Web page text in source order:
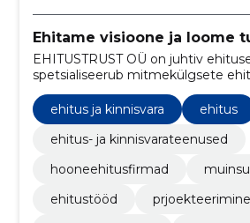
Ehitame visioone ja loome
EHITUSTRUST OÜ on juhtiv
spetsialiseerub mitmekülgsete
pakkumisele alates
hoonetest kuni büroohoonete
ehitus ja kinnisvara ehitus
ehitus- ja kinnisvarateenused
hooneehitusfirmad
ehitustööd
prjoekteerimine